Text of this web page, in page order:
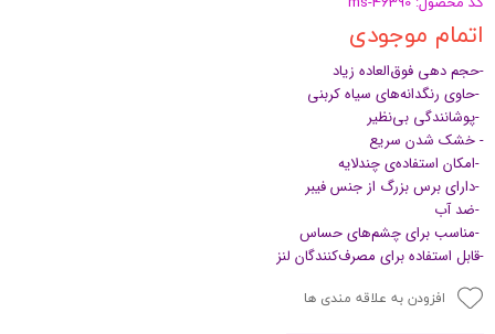
اتمام موجودی
-حجم دهی فوق‌العاده زیاد
-حاوی رنگدانه‌های سیاه کربنی
-پوشانندگی بی‌نظیر
- خشک شدن سریع
-امکان استفاده‌ی چندلایه
-دارای برس بزرگ از جنس فیبر
-ضد آب
-مناسب برای چشم‌های حساس
-قابل استفاده برای مصرف‌کنندگان لنز
افزودن به علاقه مندی ها